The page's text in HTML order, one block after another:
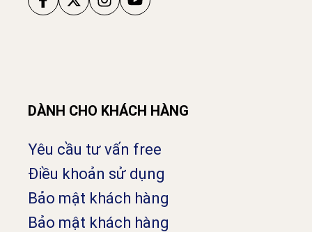
DÀNH CHO KHÁCH HÀNG
Yêu cầu tư vấn free
Điều khoản sử dụng
Bảo mật khách hàng
Bảo mật khách hàng